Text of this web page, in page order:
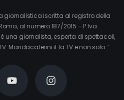
giornalistica iscritta al registro della
al numero 187/2015 – P.Iva
una giornalista, esperta di spettacoli,
Maridacaterini.it la TV e non solo…’